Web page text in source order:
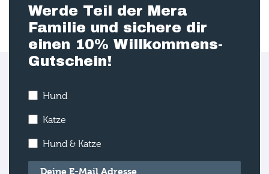
Werde Teil der Mera
Familie und sichere dir
einen 10% Willkommens-
Gutschein!
Hund
Katze
Hund & Katze
E-Mail*